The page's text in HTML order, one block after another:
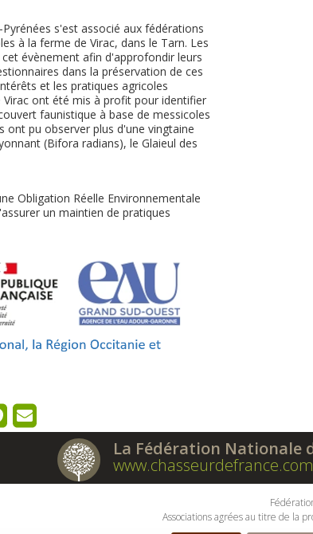
s'est associé aux fédérations
à la ferme de Virac, dans le Tarn. Les
évènement afin d'approfondir leurs
dans la préservation de ces
et les pratiques agricoles
ont été mis à profit pour identifier
faunistique à base de messicoles
ont pu observer plus d'une vingtaine
(Bifora radians), le Glaieul des
Obligation Réelle Environnementale
un maintien de pratiques
La Fédération Nationale
www.chasseurdefrance.com
Associations agrées au titre de la